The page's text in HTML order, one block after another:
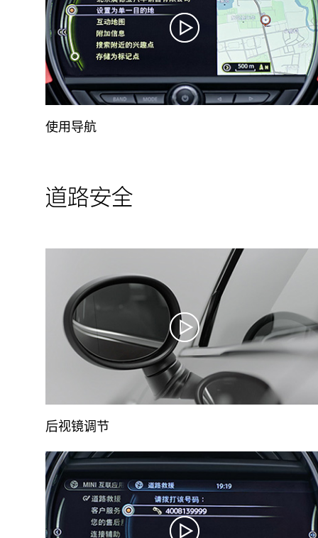
使用导航
道路安全
后视镜调节